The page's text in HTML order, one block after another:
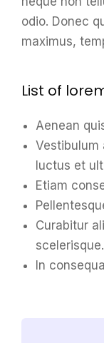
odio. Donec
maximus,
List of
Aenean
Vestibulum
luctus et
Etiam
Curabitur
scelerisque.
In